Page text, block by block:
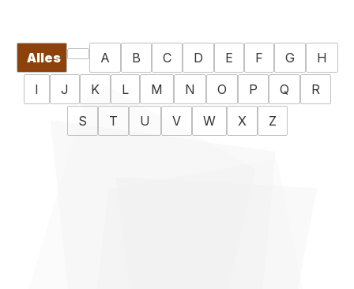
Alles A B C D E F G
H
I
J K L M N O P Q
R
S
T U V W X Z